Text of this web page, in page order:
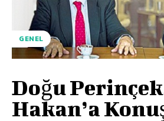
GENEL
Doğu
Hakan’a